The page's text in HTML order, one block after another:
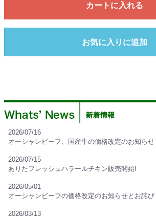
カートに入れる
お気に入りに追加
2026/07/16
オーシャンビーフ、国産牛の価格改定のお知らせ
2026/07/15
ありたフレッシュハラールチキン販売開始!
2026/05/01
オーシャンビーフの価格改定のお知らせとお詫び
2026/03/13